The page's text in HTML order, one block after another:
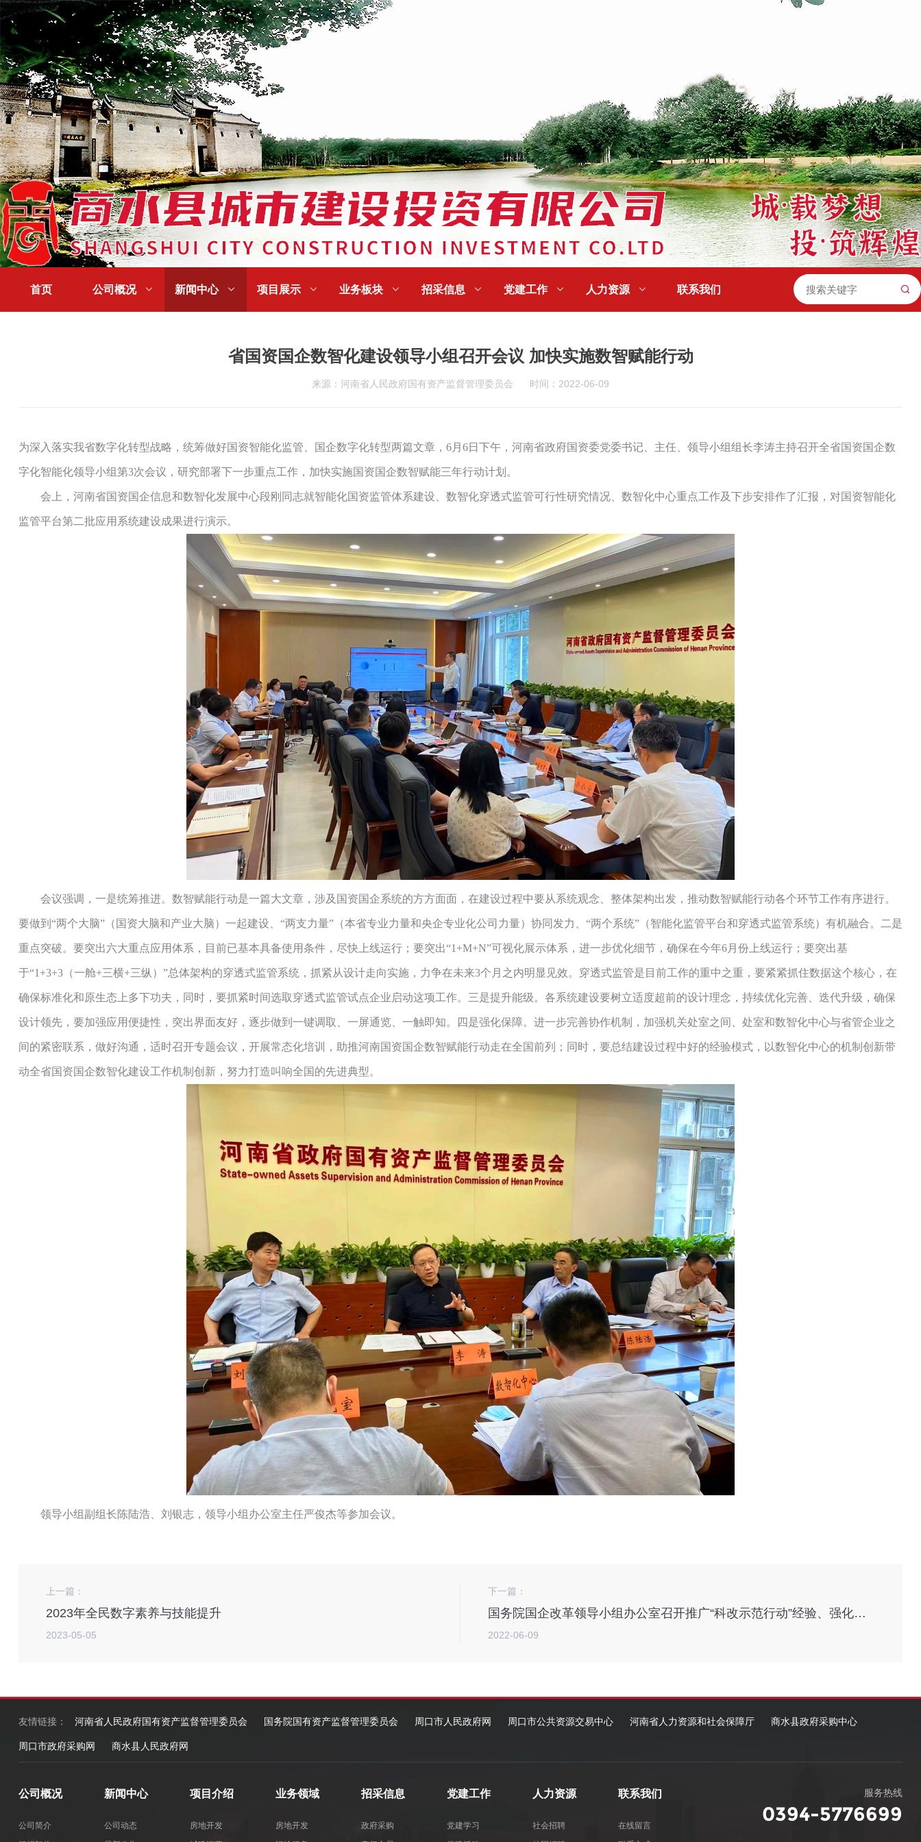
首页 公司概况  新闻中心  项目展示  业务板块  招采信息  党建工作  人力资源  联系我们 
省国资国企数智化建设领导小组召开会议 加快实施数智赋能行动
来源：河南省人民政府国有资产监督管理委员会 时间：2022-06-09
为深入落实我省数字化转型战略，统筹做好国资智能化监管、国企数字化转型两篇文章，6月6日下午，河南省政府国资委党委书记、主任、领导小组组长李涛主持召开全省国资国企数
字化智能化领导小组第3次会议，研究部署下一步重点工作，加快实施国资国企数智赋能三年行动计划。
会上，河南省国资国企信息和数智化发展中心段刚同志就智能化国资监管体系建设、数智化穿透式监管可行性研究情况、数智化中心重点工作及下步安排作了汇报，对国资智能化
监管平台第二批应用系统建设成果进行演示。
会议强调，一是统筹推进。数智赋能行动是一篇大文章，涉及国资国企系统的方方面面，在建设过程中要从系统观念、整体架构出发，推动数智赋能行动各个环节工作有序进行。
要做到“两个大脑”（国资大脑和产业大脑）一起建设、“两支力量”（本省专业力量和央企专业化公司力量）协同发力、“两个系统”（智能化监管平台和穿透式监管系统）有机融合。二是
重点突破。要突出六大重点应用体系，目前已基本具备使用条件，尽快上线运行；要突出“1+M+N”可视化展示体系，进一步优化细节，确保在今年6月份上线运行；要突出基
于“1+3+3（一舱+三横+三纵）”总体架构的穿透式监管系统，抓紧从设计走向实施，力争在未来3个月之内明显见效。穿透式监管是目前工作的重中之重，要紧紧抓住数据这个核心，在
确保标准化和原生态上多下功夫，同时，要抓紧时间选取穿透式监管试点企业启动这项工作。三是提升能级。各系统建设要树立适度超前的设计理念，持续优化完善、迭代升级，确保
设计领先，要加强应用便捷性，突出界面友好，逐步做到一键调取、一屏通览、一触即知。四是强化保障。进一步完善协作机制，加强机关处室之间、处室和数智化中心与省管企业之
间的紧密联系，做好沟通，适时召开专题会议，开展常态化培训，助推河南国资国企数智赋能行动走在全国前列；同时，要总结建设过程中好的经验模式，以数智化中心的机制创新带
动全省国资国企数智化建设工作机制创新，努力打造叫响全国的先进典型。
领导小组副组长陈陆浩、刘银志，领导小组办公室主任严俊杰等参加会议。
上一篇：
2023年全民数字素养与技能提升
2023-05-05
下一篇：
国务院国企改革领导小组办公室召开推广“科改示范行动”经验、强化科技创新激励专题推进会
2022-06-09
友情链接： 河南省人民政府国有资产监督管理委员会 国务院国有资产监督管理委员会 周口市人民政府网 周口市公共资源交易中心 河南省人力资源和社会保障厅 商水县政府采购中心
周口市政府采购网 商水县人民政府网
公司概况
公司简介
新闻中心
公司动态
项目介绍
房地开发
业务领域
房地开发
招采信息
政府采购
党建工作
党建学习
人力资源
社会招聘
联系我们
在线留言
服务热线
0394-5776699